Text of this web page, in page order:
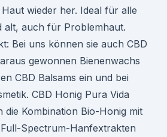
wieder her. Ideal für alle
alt, auch für Problemhaut.
Bei uns können sie auch CBD
gewonnen Bienenwachs
CBD Balsams ein und bei
CBD Honig Pura Vida
die Kombination Bio-Honig mit
Spectrum-Hanfextrakten